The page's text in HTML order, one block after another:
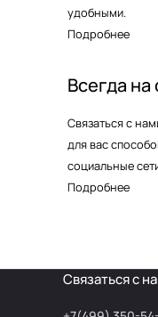
удобными.
Подробнее
Всегда на
Связаться с
для вас
социальные
Подробнее
Связаться с